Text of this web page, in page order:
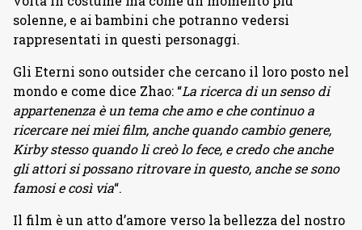
solenne, e ai bambini che potranno vedersi
rappresentati in questi personaggi.
Gli Eterni sono outsider che cercano il loro posto nel
mondo e come dice Zhao: “La ricerca di un senso di
appartenenza è un tema che amo e che continuo a
ricercare nei miei film, anche quando cambio genere,
Kirby stesso quando li creò lo fece, e credo che anche
gli attori si possano ritrovare in questo, anche se sono
famosi e così via“.
Il film è un atto d’amore verso la bellezza del nostro